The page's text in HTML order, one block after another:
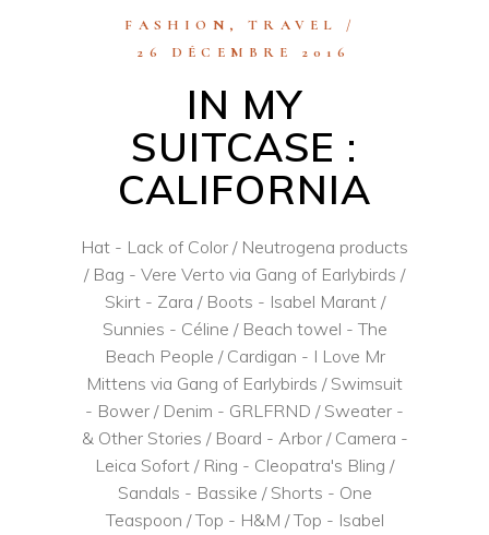
FASHION ,TRAVEL
26 DÉCEMBRE 2016
IN MY
SUITCASE :
CALIFORNIA
Hat - Lack of Color / Neutrogena products
/ Bag - Vere Verto via Gang of Earlybirds /
Skirt - Zara / Boots - Isabel Marant /
Sunnies - Céline / Beach towel - The
Beach People / Cardigan - I Love Mr
Mittens via Gang of Earlybirds / Swimsuit
- Bower / Denim - GRLFRND / Sweater -
& Other Stories / Board - Arbor / Camera -
Leica Sofort / Ring - Cleopatra's Bling /
Sandals - Bassike / Shorts - One
Teaspoon / Top - H&M / Top - Isabel